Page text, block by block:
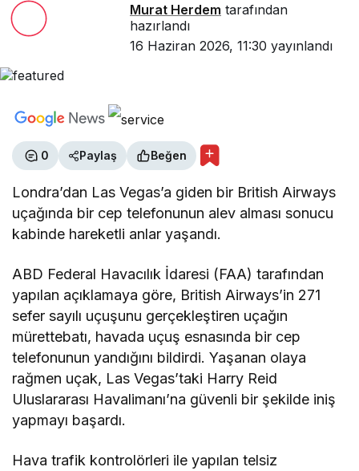
Yandı
Murat Herdem tarafından
hazırlandı
16 Haziran 2026, 11:30 yayınlandı
0 Paylaş Beğen
Londra’dan Las Vegas’a giden bir British Airways
uçağında bir cep telefonunun alev alması sonucu
kabinde hareketli anlar yaşandı.
ABD Federal Havacılık İdaresi (FAA) tarafından
yapılan açıklamaya göre, British Airways’in 271
sefer sayılı uçuşunu gerçekleştiren uçağın
mürettebatı, havada uçuş esnasında bir cep
telefonunun yandığını bildirdi. Yaşanan olaya
rağmen uçak, Las Vegas’taki Harry Reid
Uluslararası Havalimanı’na güvenli bir şekilde iniş
yapmayı başardı.
Hava trafik kontrolörleri ile yapılan telsiz